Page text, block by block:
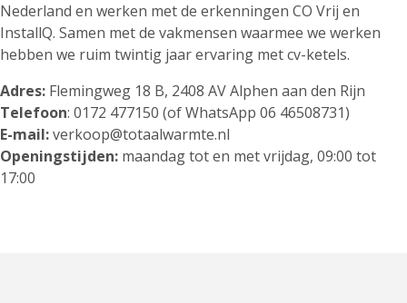
Nederland en werken met de erkenningen CO Vrij en
InstallQ. Samen met de vakmensen waarmee we werken
hebben we ruim twintig jaar ervaring met cv-ketels.
Adres: Flemingweg 18 B, 2408 AV Alphen aan den Rijn
Telefoon: 0172 477150 (of WhatsApp 06 46508731)
E-mail:verkoop@totaalwarmte.nl
Openingstijden: maandag tot en met vrijdag, 09:00 tot
17:00